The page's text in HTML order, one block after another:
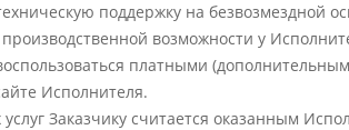
поддержку на безвозмездной
возможности у
платными
Исполнителя.
Заказчику считается оказанным